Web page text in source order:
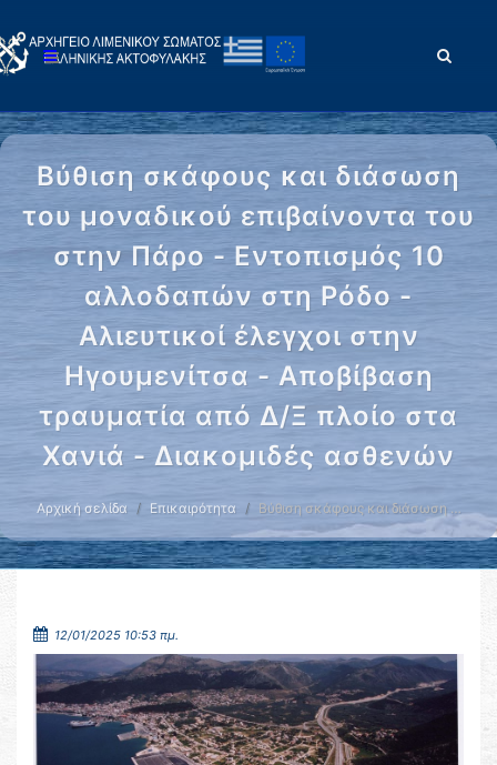
Βύθιση σκάφους και διάσωση
του μοναδικού επιβαίνοντα του
στην Πάρο - Εντοπισμός 10
αλλοδαπών στη Ρόδο -
Αλιευτικοί έλεγχοι στην
Ηγουμενίτσα - Αποβίβαση
τραυματία από Δ/Ξ πλοίο στα
Χανιά - Διακομιδές ασθενών
Αρχική σελίδα Επικαιρότητα Βύθιση σκάφους και διάσωση …
12/01/2025 10:53 πμ.